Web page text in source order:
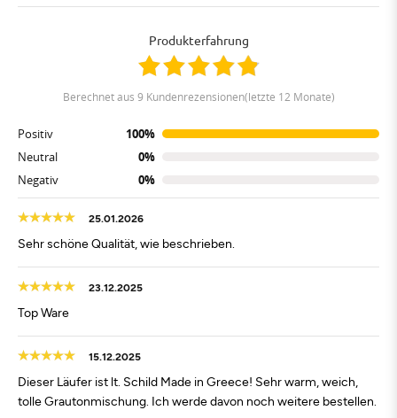
Produkterfahrung
berechnet aus 9 Kundenrezensionen(letzte 12 Monate)
Positiv
100%
Neutral
0%
Negativ
0%
25.01.2026
Sehr schöne Qualität, wie beschrieben.
23.12.2025
Top Ware
15.12.2025
Dieser Läufer ist lt. Schild Made in Greece! Sehr warm, weich,
tolle Grautonmischung. Ich werde davon noch weitere bestellen.